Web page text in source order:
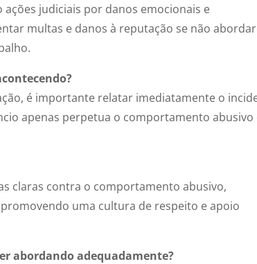
judiciais por danos emocionais e
multas e danos à reputação se não
é importante relatar imediatamente o
apenas perpetua o comportamento abusivo
claras contra o comportamento abusivo,
uma cultura de respeito e apoio
abordando adequadamente?